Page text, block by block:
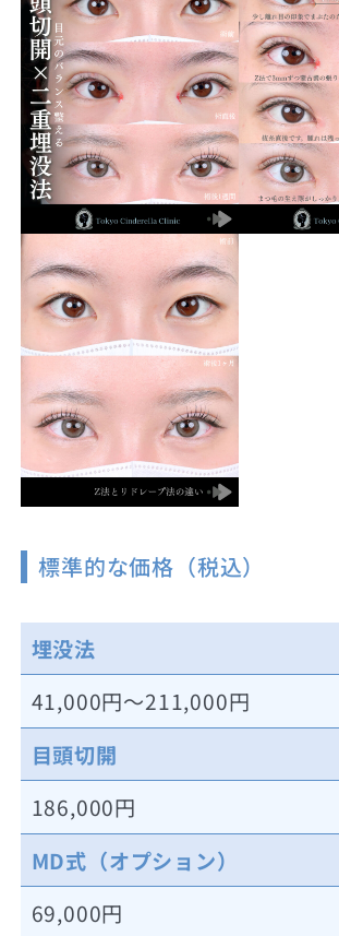
標準的な価格（税込）
埋没法
41,000円～211,000円
目頭切開
186,000円
MD式（オプション）
69,000円